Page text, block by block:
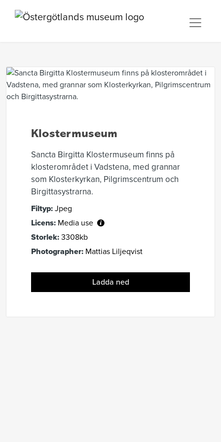
Klostermuseum
Sancta Birgitta Klostermuseum finns på
klosterområdet i Vadstena, med grannar
som Klosterkyrkan, Pilgrimscentrum och
Birgittasystrarna.
Filtyp: Jpeg
Licens: Media use
Storlek: 3308kb
Photographer: Mattias Liljeqvist
Ladda ned